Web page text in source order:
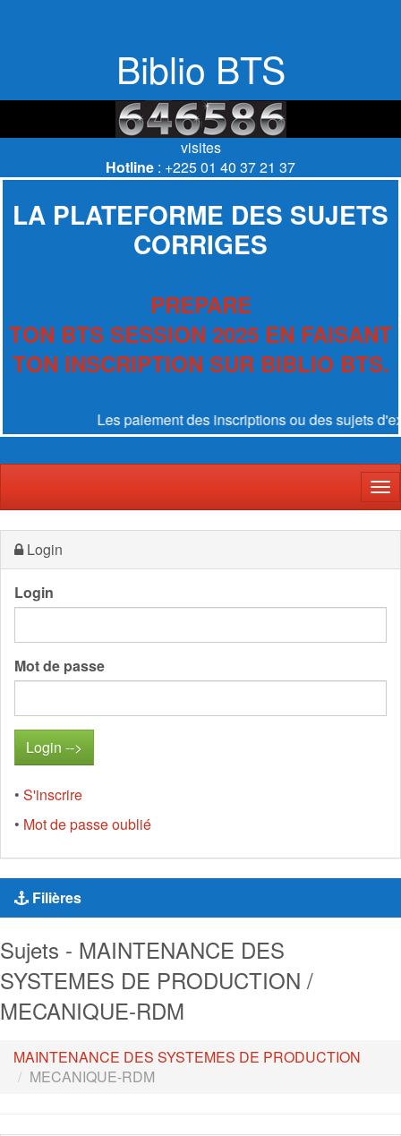
Biblio BTS
visites
Hotline : +225 01 40 37 21 37
LA PLATEFORME DES SUJETS
CORRIGES
PREPARE
TON BTS SESSION 2025 EN FAISANT
TON INSCRIPTION SUR BIBLIO BTS.
Les paiement des inscriptions ou des sujets
Login
Login
Mot de passe
• S'inscrire
• Mot de passe oublié
Filières
Sujets - MAINTENANCE DES
SYSTEMES DE PRODUCTION /
MECANIQUE-RDM
MAINTENANCE DES SYSTEMES DE PRODUCTION
MECANIQUE-RDM